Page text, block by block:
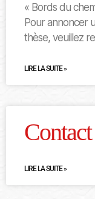
« Bords du
Pour annoncer
thèse, veuillez
LIRE LA SUITE »
Contact
LIRE LA SUITE »